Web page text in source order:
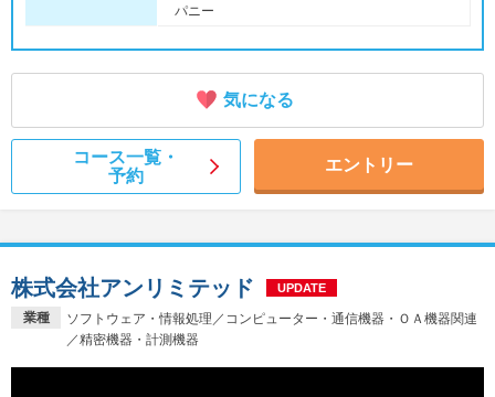
パニー
気になる
コース一覧・
予約
エントリー
業種
ソフトウェア・情報処理／コンピューター・通信機器・ＯＡ機器関連
／精密機器・計測機器
株式会社アンリミテッド UPDATE